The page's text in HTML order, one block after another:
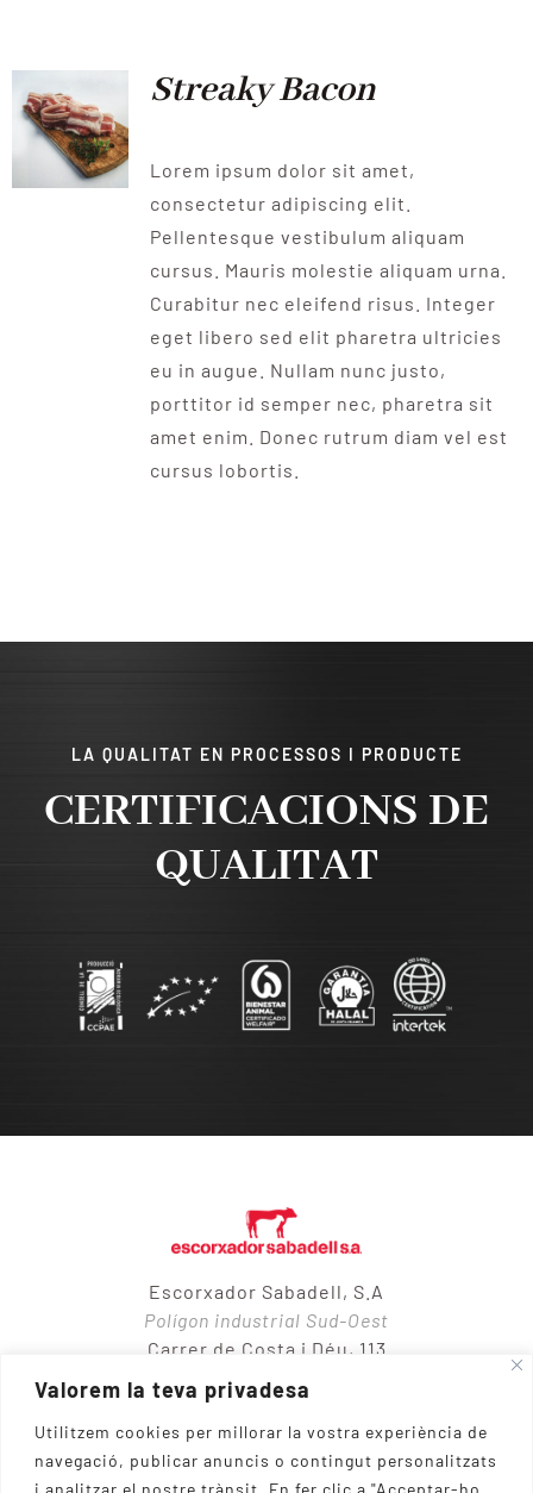
Valorem la teva privadesa
Utilitzem cookies per millorar la vostra experiència de
navegació, publicar anuncis o contingut personalitzats
i analitzar el nostre trànsit.
En fer clic a "Acceptar-ho
Streaky Bacon
Lorem ipsum dolor sit amet,
consectetur adipiscing elit.
Pellentesque vestibulum aliquam
cursus. Mauris molestie aliquam urna.
Curabitur nec eleifend risus. Integer
eget libero sed elit pharetra ultricies
eu in augue. Nullam nunc justo,
porttitor id semper nec, pharetra sit
amet enim. Donec rutrum diam vel est
cursus lobortis.
LA QUALITAT EN PROCESSOS I PRODUCTE
CERTIFICACIONS DE
QUALITAT
Escorxador Sabadell, S.A
Polígon industrial Sud-Oest
Carrer de Costa i Déu, 113
08205 – Sabadell
937 10 65 50